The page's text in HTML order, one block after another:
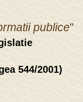
publice"
544/2001)